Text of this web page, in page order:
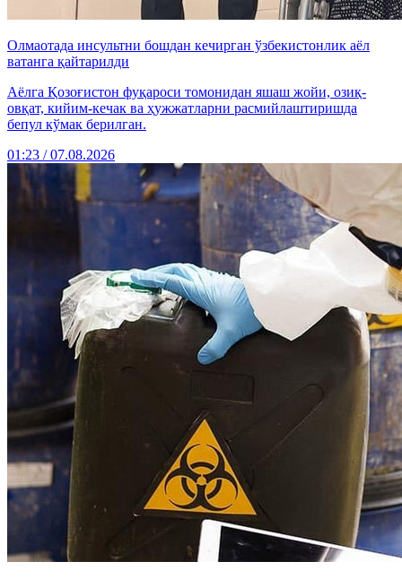
Олмаотада инсультни бошдан кечирган ўзбекистонлик аёл
ватанга қайтарилди
Аёлга Қозоғистон фуқароси томонидан яшаш жойи, озиқ-
овқат, кийим-кечак ва ҳужжатларни расмийлаштиришда
бепул кўмак берилган.
01:23 / 07.08.2026